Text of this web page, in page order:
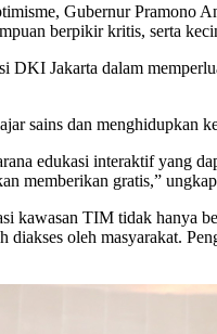
Gubernur Pramono
berpikir kritis, serta
DKI Jakarta dalam
sains dan menghidupkan
edukasi interaktif yang
memberikan gratis,”
kawasan TIM tidak hanya
diakses oleh masyarakat.